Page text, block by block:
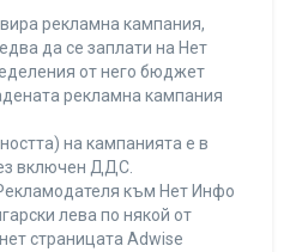
рекламна кампания,
да се заплати на Нет
от него бюджет
рекламна кампания
на кампанията е в
включен ДДС.
към Нет Инфо
лева по някой от
страницата Adwise